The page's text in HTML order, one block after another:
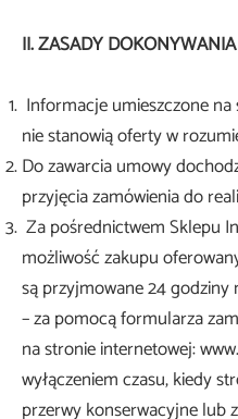
II. ZASADY
Informacje umieszczone
nie stanowią oferty w
Do zawarcia umowy
przyjęcia zamówienia do
Za pośrednictwem Sklepu
możliwość zakupu
są przyjmowane 24
– za pomocą formularza
na stronie internetowej:
wyłączeniem czasu, kiedy
przerwy konserwacyjne lub